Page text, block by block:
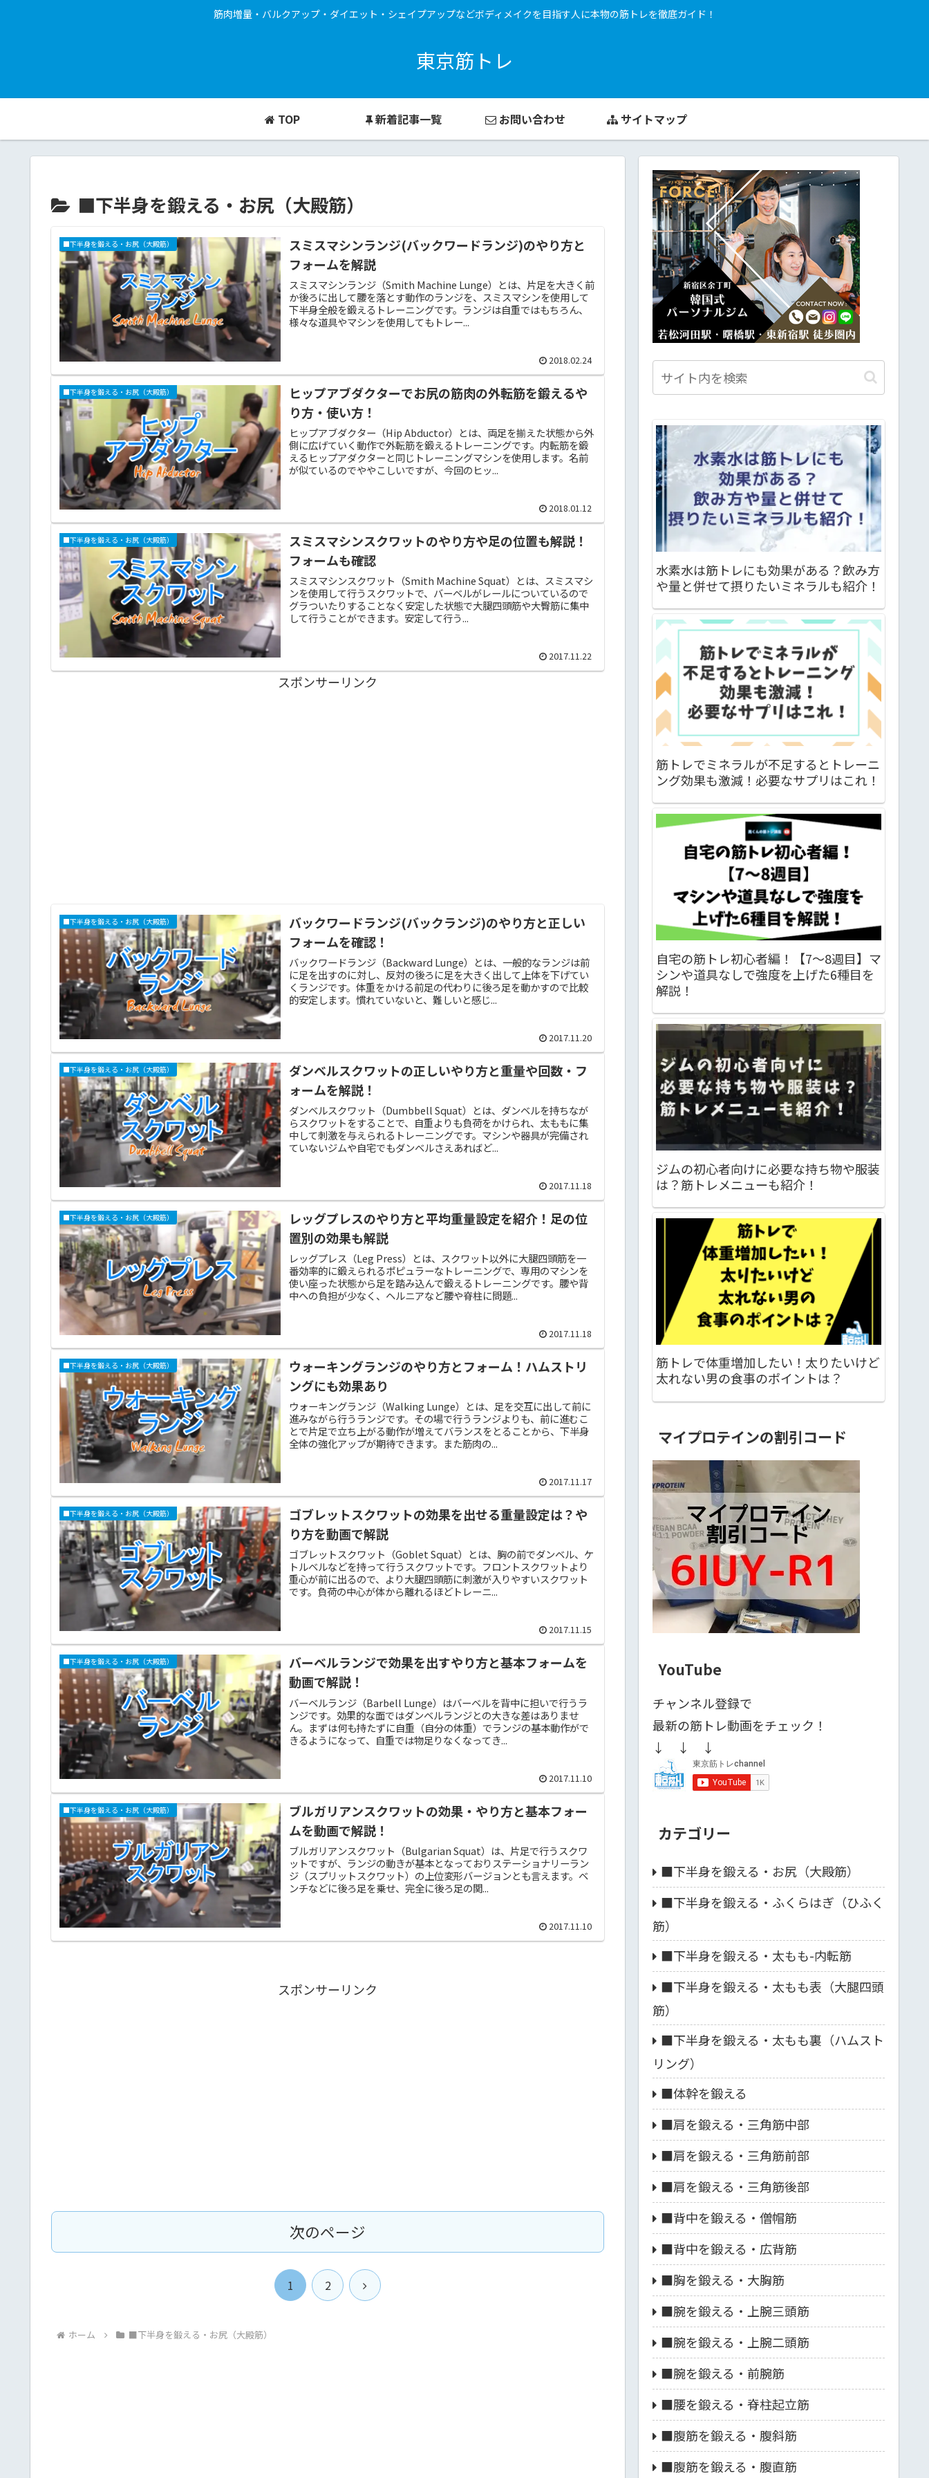
筋肉増量・バルクアップ・ダイエット・シェイプアップなどボディメイクを目指す人に本物の筋トレを徹底ガイド！
東京筋トレ
TOP 新着記事一覧 お問い合わせ サイトマップ
■下半身を鍛える・お尻（大殿筋）
■下半身を鍛える・お尻（大殿筋）
スミスマシンランジ(バックワードランジ)のやり方と
フォームを解説
スミスマシンランジ（Smith Machine Lunge）とは、片足を大きく前
か後ろに出して腰を落とす動作のランジを、スミスマシンを使用して
下半身全般を鍛えるトレーニングです。ランジは自重ではもちろん、
様々な道具やマシンを使用してもトレー...
2018.02.24
■下半身を鍛える・お尻（大殿筋）
ヒップアブダクターでお尻の筋肉の外転筋を鍛えるや
り方・使い方！
ヒップアブダクター（Hip Abductor）とは、両足を揃えた状態から外
側に広げていく動作で外転筋を鍛えるトレーニングです。内転筋を鍛
えるヒップアダクターと同じトレーニングマシンを使用します。名前
が似ているのでややこしいですが、今回のヒッ...
2018.01.12
■下半身を鍛える・お尻（大殿筋）
スミスマシンスクワットのやり方や足の位置も解説！
フォームも確認
スミスマシンスクワット（Smith Machine Squat）とは、スミスマシ
ンを使用して行うスクワットで、バーベルがレールについているので
グラついたりすることなく安定した状態で大腿四頭筋や大臀筋に集中
して行うことができます。安定して行う...
2017.11.22
スポンサーリンク
■下半身を鍛える・お尻（大殿筋）
バックワードランジ(バックランジ)のやり方と正しい
フォームを確認！
バックワードランジ（Backward Lunge）とは、一般的なランジは前
に足を出すのに対し、反対の後ろに足を大きく出して上体を下げてい
くランジです。体重をかける前足の代わりに後ろ足を動かすので比較
的安定します。慣れていないと、難しいと感じ...
2017.11.20
■下半身を鍛える・お尻（大殿筋）
ダンベルスクワットの正しいやり方と重量や回数・フ
ォームを解説！
ダンベルスクワット（Dumbbell Squat）とは、ダンベルを持ちなが
らスクワットをすることで、自重よりも負荷をかけられ、太ももに集
中して刺激を与えられるトレーニングです。マシンや器具が完備され
ていないジムや自宅でもダンベルさえあればど...
2017.11.18
■下半身を鍛える・お尻（大殿筋）
レッグプレスのやり方と平均重量設定を紹介！足の位
置別の効果も解説
レッグプレス（Leg Press）とは、スクワット以外に大腿四頭筋を一
番効率的に鍛えられるポピュラーなトレーニングで、専用のマシンを
使い座った状態から足を踏み込んで鍛えるトレーニングです。腰や背
中への負担が少なく、ヘルニアなど腰や脊柱に問題...
2017.11.18
■下半身を鍛える・お尻（大殿筋）
ウォーキングランジのやり方とフォーム！ハムストリ
ングにも効果あり
ウォーキングランジ（Walking Lunge）とは、足を交互に出して前に
進みながら行うランジです。その場で行うランジよりも、前に進むこ
とで片足で立ち上がる動作が増えてバランスをとることから、下半身
全体の強化アップが期待できます。また筋肉の...
2017.11.17
■下半身を鍛える・お尻（大殿筋）
ゴブレットスクワットの効果を出せる重量設定は？や
り方を動画で解説
ゴブレットスクワット（Goblet Squat）とは、胸の前でダンベル、ケ
トルベルなどを持って行うスクワットです。フロントスクワットより
重心が前に出るので、より大腿四頭筋に刺激が入りやすいスクワット
です。負荷の中心が体から離れるほどトレーニ...
2017.11.15
■下半身を鍛える・お尻（大殿筋）
バーベルランジで効果を出すやり方と基本フォームを
動画で解説！
バーベルランジ（Barbell Lunge）はバーベルを背中に担いで行うラ
ンジです。効果的な面ではダンベルランジとの大きな差はありませ
ん。まずは何も持たずに自重（自分の体重）でランジの基本動作がで
きるようになって、自重では物足りなくなってき...
2017.11.10
■下半身を鍛える・お尻（大殿筋）
ブルガリアンスクワットの効果・やり方と基本フォー
ムを動画で解説！
ブルガリアンスクワット（Bulgarian Squat）は、片足で行うスクワ
ットですが、ランジの動きが基本となっておりステーショナリーラン
ジ（スプリットスクワット）の上位変形バージョンとも言えます。ベ
ンチなどに後ろ足を乗せ、完全に後ろ足の関...
2017.11.10
スポンサーリンク
次のページ
1 2
次
ホーム ■下半身を鍛える・お尻（大殿筋）
水素水は筋トレにも効果がある？飲み方
や量と併せて摂りたいミネラルも紹介！
筋トレでミネラルが不足するとトレーニ
ング効果も激減！必要なサプリはこれ！
自宅の筋トレ初心者編！【7～8週目】マ
シンや道具なしで強度を上げた6種目を
解説！
ジムの初心者向けに必要な持ち物や服装
は？筋トレメニューも紹介！
筋トレで体重増加したい！太りたいけど
太れない男の食事のポイントは？
マイプロテインの割引コード
YouTube
チャンネル登録で
最新の筋トレ動画をチェック！
↓ ↓ ↓
カテゴリー
■下半身を鍛える・お尻（大殿筋）
■下半身を鍛える・ふくらはぎ（ひふく
筋）
■下半身を鍛える・太もも-内転筋
■下半身を鍛える・太もも表（大腿四頭
筋）
■下半身を鍛える・太もも裏（ハムスト
リング）
■体幹を鍛える
■肩を鍛える・三角筋中部
■肩を鍛える・三角筋前部
■肩を鍛える・三角筋後部
■背中を鍛える・僧帽筋
■背中を鍛える・広背筋
■胸を鍛える・大胸筋
■腕を鍛える・上腕三頭筋
■腕を鍛える・上腕二頭筋
■腕を鍛える・前腕筋
■腰を鍛える・脊柱起立筋
■腹筋を鍛える・腹斜筋
■腹筋を鍛える・腹直筋